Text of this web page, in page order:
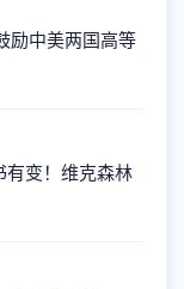
励中美两国高等
有变！维克森林